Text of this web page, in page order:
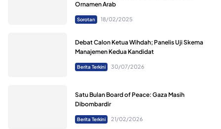
Ornamen Arab
Sorotan 18/02/2025
Debat Calon Ketua Wihdah; Panelis Uji Skema
Manajemen Kedua Kandidat
Berita Terkini 30/07/2026
Satu Bulan Board of Peace: Gaza Masih
Dibombardir
Berita Terkini 21/02/2026